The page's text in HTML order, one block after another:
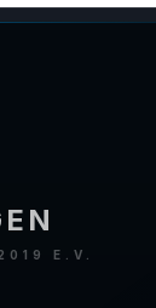
E.V.